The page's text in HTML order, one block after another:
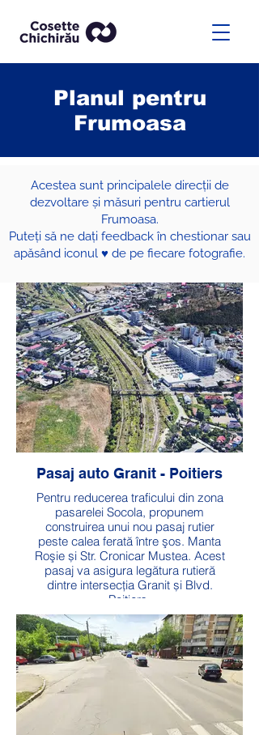
Planul pentru
Frumoasa
Acestea sunt principalele direcții de
dezvoltare și măsuri pentru cartierul
Frumoasa.
Puteți să ne dați feedback în chestionar sau
apăsând iconul ♥ de pe fiecare fotografie.
Pasaj auto Granit - Poitiers
Pentru reducerea traficului din zona
pasarelei Socola, propunem
construirea unui nou pasaj rutier
peste calea ferată între şos. Manta
Roşie și Str. Cronicar Mustea. Acest
pasaj va asigura legătura rutieră
dintre intersecția Granit și Blvd.
Poitiers.
Valoarea totală: 70 milioane lei
Durata de execuţie: 36 luni